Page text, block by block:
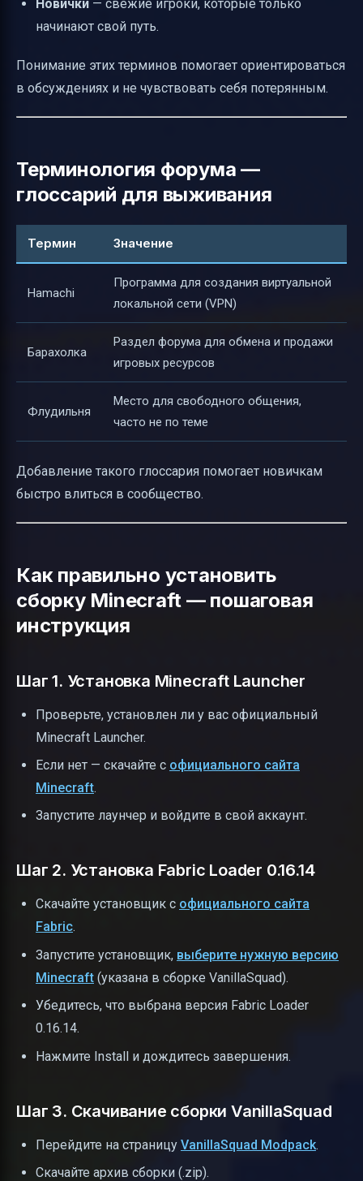
Новички — свежие игроки, которые только
начинают свой путь.
Понимание этих терминов помогает ориентироваться
в обсуждениях и не чувствовать себя потерянным.
Терминология форума —
глоссарий для выживания
Термин Значение
Hamachi
Программа для создания виртуальной
локальной сети (VPN)
Барахолка
Раздел форума для обмена и продажи
игровых ресурсов
Флудильня
Место для свободного общения,
часто не по теме
Добавление такого глоссария помогает новичкам
быстро влиться в сообщество.
Как правильно установить
сборку Minecraft — пошаговая
инструкция
Шаг 1. Установка Minecraft Launcher
Проверьте, установлен ли у вас официальный
Minecraft Launcher.
Если нет — скачайте с официального сайта
Minecraft.
Запустите лаунчер и войдите в свой аккаунт.
Шаг 2. Установка Fabric Loader 0.16.14
Скачайте установщик с официального сайта
Fabric.
Запустите установщик, выберите нужную версию
Minecraft (указана в сборке VanillaSquad).
Убедитесь, что выбрана версия Fabric Loader
0.16.14.
Нажмите Install и дождитесь завершения.
Шаг 3. Скачивание сборки VanillaSquad
Перейдите на страницу VanillaSquad Modpack.
Скачайте архив сборки (.zip).